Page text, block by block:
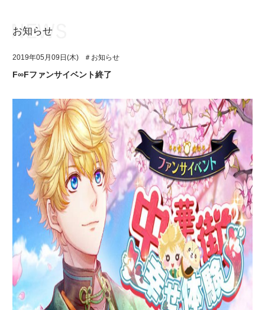
アプリゲーム
イベント・キャンペーン
ミュージック
グッズ・本
ギャラリー
ユニット&キャラクター
アプリゲーム
イベント・キャンペーン
ミュージック
グッズ・本
ギャラリー
お知らせ
2019年05月09日(木) ＃お知らせ
F∞Fファンサイベント終了